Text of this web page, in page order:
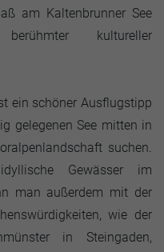
am Kaltenbrunner See
kultureller
ein schöner Ausflugstipp
gelegenen See mitten in
suchen.
Gewässer im
man außerdem mit der
wie der
in Steingaden,